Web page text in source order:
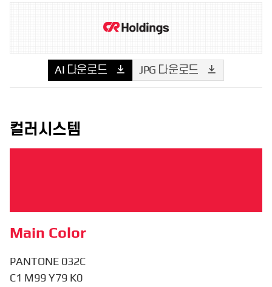
AI 다운로드 JPG 다운로드
컬러시스템
Main Color
PANTONE 032C
C1 M99 Y79 K0